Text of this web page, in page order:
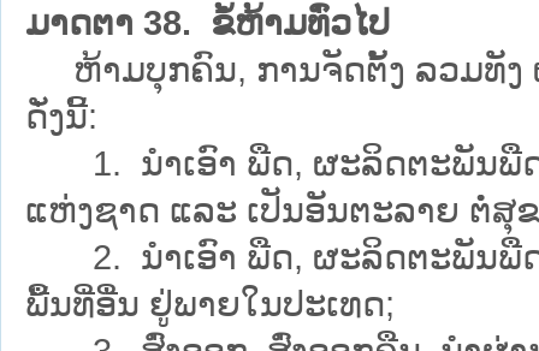
ມາດຕາ 38. ຂໍ້ຫ້າມທົ່ວໄປ
ຫ້າມບຸກຄົນ, ການຈັດຕັ້ງ ລວມທັງ
ດັ່ງນີ້:
1. ນຳເອົາ ພືດ, ຜະລິດຕະພັນພືດ
ແຫ່ງຊາດ ແລະ ເປັນອັນຕະລາຍ ຕໍ່ສຸ
2. ນຳເອົາ ພືດ, ຜະລິດຕະພັນພືດ
ພື້ນທີ່ອື່ນ ຢູ່ພາຍໃນປະເທດ;